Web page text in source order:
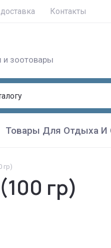
Контакты
и зоотовары
Товары Для Отдыха И
гр)
гр)